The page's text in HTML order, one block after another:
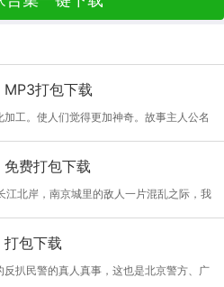
打包下载
工。使人们觉得更加神奇。故事主人公名
费打包下载
北岸，南京城里的敌人一片混乱之际，我
包下载
扒民警的真人真事，这也是北京警方、广